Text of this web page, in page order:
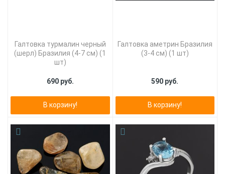
Галтовка турмалин черный
(шерл) Бразилия (4-7 см) (1
шт)
690 руб.
В корзину!
Галтовка аметрин Бразилия
(3-4 см) (1 шт)
590 руб.
В корзину!